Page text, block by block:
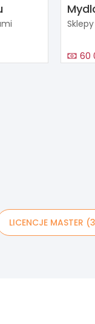
60
LICENCJE MASTER